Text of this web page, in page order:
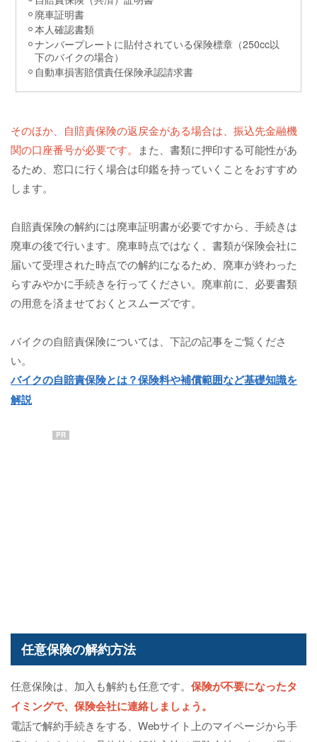
廃車証明書
本人確認書類
ナンバープレートに貼付されている保険標章（250cc以
下のバイクの場合）
自動車損害賠償責任保険承認請求書
そのほか、自賠責保険の返戻金がある場合は、振込先金融機
関の口座番号が必要です。
また、書類に押印する可能性があ
るため、窓口に行く場合は印鑑を持っていくことをおすすめ
します。
自賠責保険の解約には廃車証明書が必要ですから、手続きは
廃車の後で行います。廃車時点ではなく、書類が保険会社に
届いて受理された時点での解約になるため、廃車が終わった
らすみやかに手続きを行ってください。廃車前に、必要書類
の用意を済ませておくとスムーズです。
バイクの自賠責保険については、下記の記事をご覧くださ
い。
バイクの自賠責保険とは？保険料や補償範囲など基礎知識を
解説
PR
任意保険の解約方法
任意保険は、加入も解約も任意です。 保険が不要になったタ
イミングで、保険会社に連絡しましょう。
電話で解約手続きをする、Webサイト上のマイページから手